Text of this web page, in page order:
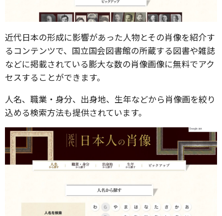
近代日本の形成に影響があった人物とその肖像を紹介す
るコンテンツで、国立国会図書館の所蔵する図書や雑誌
などに掲載されている膨大な数の肖像画像に無料でアク
セスすることができます。
人名、職業・身分、出身地、生年などから肖像画を絞り
込める検索方法も提供されています。